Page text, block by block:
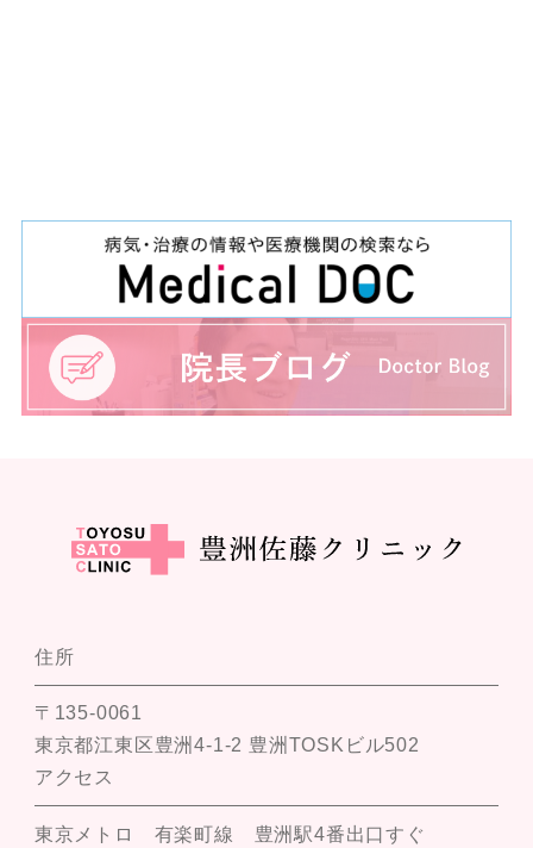
住所
〒135-0061
東京都江東区豊洲4-1-2 豊洲TOSKビル502
アクセス
東京メトロ 有楽町線 豊洲駅4番出口すぐ